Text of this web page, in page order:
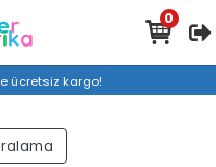
ücretsiz kargo!
0